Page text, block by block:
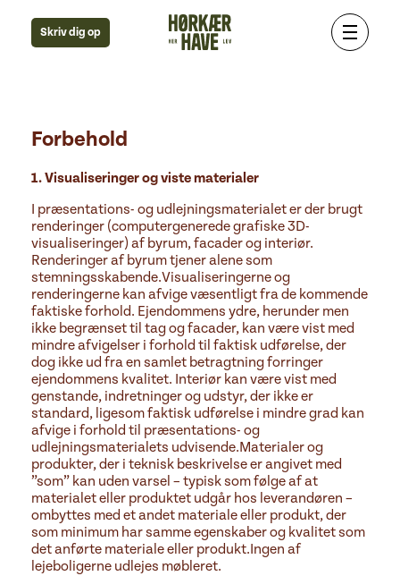
Skriv dig op
Forbehold
1. Visualiseringer og viste materialer
I præsentations- og udlejningsmaterialet er der brugt
renderinger (computergenerede grafiske 3D-
visualiseringer) af byrum, facader og interiør.
Renderinger af byrum tjener alene som
stemningsskabende.Visualiseringerne og
renderingerne kan afvige væsentligt fra de kommende
faktiske forhold. Ejendommens ydre, herunder men
ikke begrænset til tag og facader, kan være vist med
mindre afvigelser i forhold til faktisk udførelse, der
dog ikke ud fra en samlet betragtning forringer
ejendommens kvalitet. Interiør kan være vist med
genstande, indretninger og udstyr, der ikke er
standard, ligesom faktisk udførelse i mindre grad kan
afvige i forhold til præsentations- og
udlejningsmaterialets udvisende.Materialer og
produkter, der i teknisk beskrivelse er angivet med
”som” kan uden varsel – typisk som følge af at
materialet eller produktet udgår hos leverandøren –
ombyttes med et andet materiale eller produkt, der
som minimum har samme egenskaber og kvalitet som
det anførte materiale eller produkt.Ingen af
lejeboligerne udlejes møbleret.